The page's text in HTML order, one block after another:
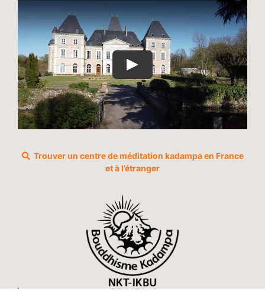
Trouver un centre de méditation kadampa en France
et à l’étranger